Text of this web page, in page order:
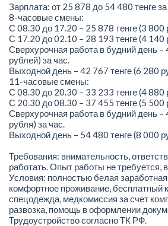
Зарплата: от 25 878 до 54 480 тенге
8-часовые смены:
С 08.30 до 17.20 – 25 878 тенге (3 800
С 17.20 до 02.10 – 28 193 тенге (4 140
Сверхурочная работа в будний день –
рублей) за час.
Выходной день – 42 767 тенге (6 280
11-часовые смены:
С 08.30 до 20.30 – 33 233 тенге (4 880
С 20.30 до 08.30 – 37 455 тенге (5 500
Сверхурочная работа в будний день –
рубля) за час.
Выходной день – 54 480 тенге (8 000
Требования: внимательность,
работать. Опыт работы не требуется,
Условия: полностью белая
комфортное проживание, бесплатный
спецодежда, медкомиссия за счет
развозка, помощь в оформлении
Трудоустройство согласно ТК РФ.